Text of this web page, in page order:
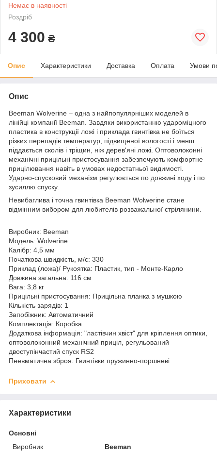
Немає в наявності
Роздріб
4 300 ₴
Опис Характеристики Доставка Оплата Умови
Опис
Beeman Wolverine – одна з найпопулярніших моделей в
лінійці компанії Beeman. Завдяки використанню удароміцного
пластика в конструкції ложі і приклада гвинтівка не боїться
різких перепадів температур, підвищеної вологості і менш
піддається сколів і тріщин, ніж дерев'яні ложі. Оптоволоконні
механічні прицільні пристосування забезпечують комфортне
прицілювання навіть в умовах недостатньої видимості.
Ударно-спусковий механізм регулюється по довжині ходу і по
зусиллю спуску.
Невибаглива і точна гвинтівка Beeman Wolwerine стане
відмінним вибором для любителів розважальної стрілянини.
Виробник: Beeman
Модель: Wolverine
Калібр: 4,5 мм
Початкова швидкість, м/с: 330
Приклад (ложа)/ Рукоятка: Пластик, тип - Монте-Карло
Довжина загальна: 116 см
Вага: 3,8 кг
Прицільні пристосування: Прицільна планка з мушкою
Кількість зарядів: 1
Запобіжник: Автоматичний
Комплектація: Коробка
Додаткова інформація: "ластівчин хвіст" для кріплення оптики,
оптоволоконний механічний приціл, регульований
двоступінчастий спуск RS2
Пневматична зброя: Гвинтівки пружинно-поршневі
Приховати
Характеристики
Основні
Виробник
Beeman